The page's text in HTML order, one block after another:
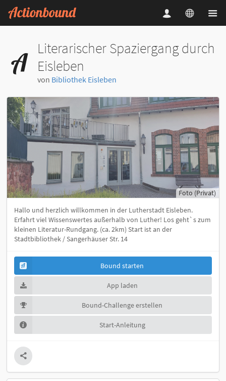
Literarischer Spaziergang durch
Eisleben
von Bibliothek Eisleben
Foto (Privat)
Hallo und herzlich willkommen in der Lutherstadt Eisleben.
Erfahrt viel Wissenswertes außerhalb von Luther! Los geht`s zum
kleinen Literatur-Rundgang. (ca. 2km) Start ist an der
Stadtbibliothek / Sangerhäuser Str. 14
Bound starten
App laden
Bound-Challenge erstellen
Start-Anleitung